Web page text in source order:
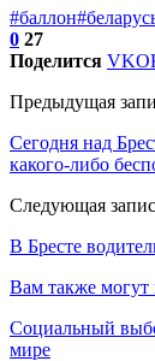
#баллон
0 27
Поделится VK
Предыдущая
Сегодня над
какого-либо
Следующая
В Бресте
Вам также могут
Социальный
мире